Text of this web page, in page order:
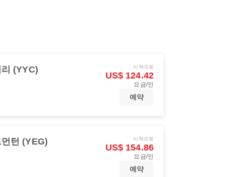
(YYC) 시작으로
US$ 124.42
요금/인
예약
턴 (YEG) 시작으로
US$ 154.86
요금/인
예약